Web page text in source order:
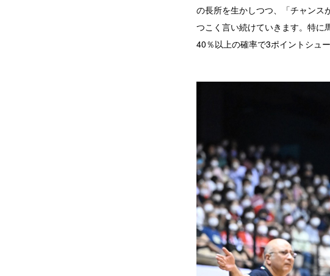
の長所を生かしつつ、「チャンス
つこく言い続けていきます。特に
40％以上の確率で3ポイントシュ